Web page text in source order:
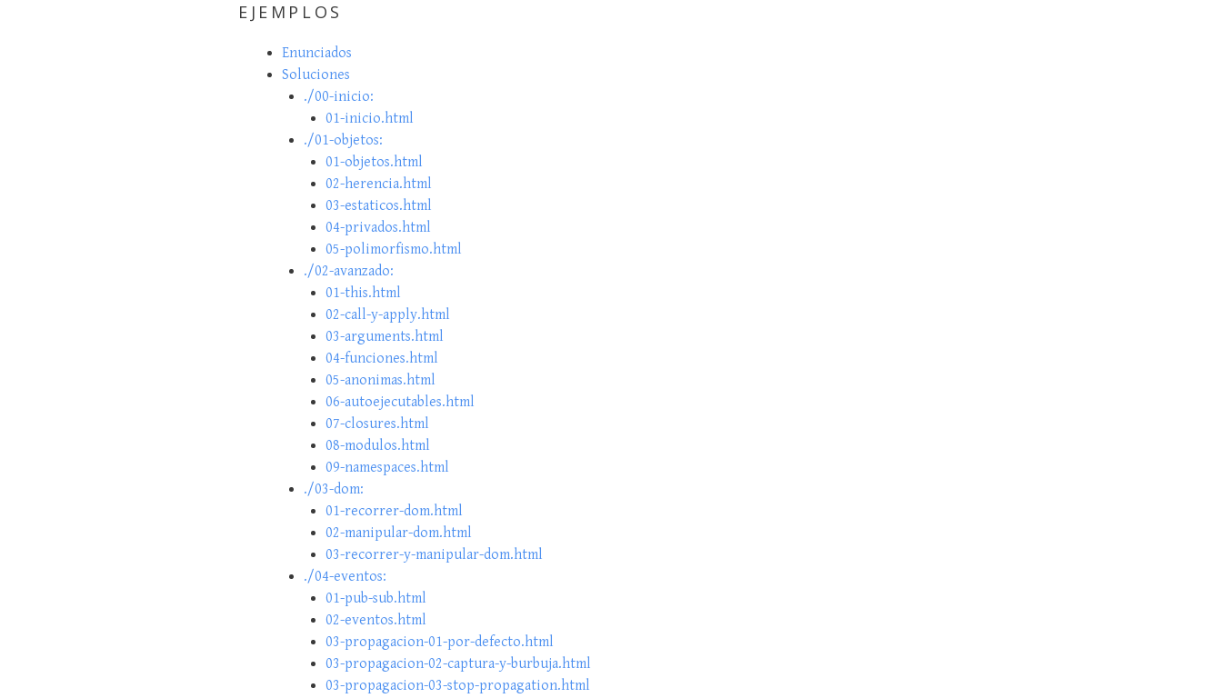
EJEMPLOS
Enunciados
Soluciones
./00-inicio:
01-inicio.html
./01-objetos:
01-objetos.html
02-herencia.html
03-estaticos.html
04-privados.html
05-polimorfismo.html
./02-avanzado:
01-this.html
02-call-y-apply.html
03-arguments.html
04-funciones.html
05-anonimas.html
06-autoejecutables.html
07-closures.html
08-modulos.html
09-namespaces.html
./03-dom:
01-recorrer-dom.html
02-manipular-dom.html
03-recorrer-y-manipular-dom.html
./04-eventos:
01-pub-sub.html
02-eventos.html
03-propagacion-01-por-defecto.html
03-propagacion-02-captura-y-burbuja.html
03-propagacion-03-stop-propagation.html